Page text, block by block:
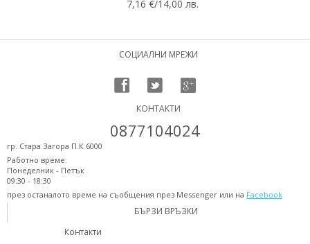
7,16 €/14,00 лв.
СОЦИАЛНИ МРЕЖИ
КОНТАКТИ
0877104024
гр. Стара Загора П.К 6000
Работно време:
Понеделник - Петък
09:30 - 18:30
през останалото време на съобщения през Messenger или на Facebook
БЪРЗИ ВРЪЗКИ
Контакти